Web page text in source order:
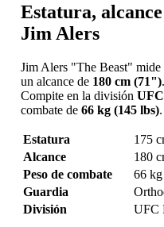
Estatura,
Jim Alers
Jim Alers "The Beast" mide
un alcance de 180 cm (71")
Compite en la división
combate de 66 kg (145 lbs).
Estatura
175
Alcance
180
Peso de combate
66
Guardia
División
UFC